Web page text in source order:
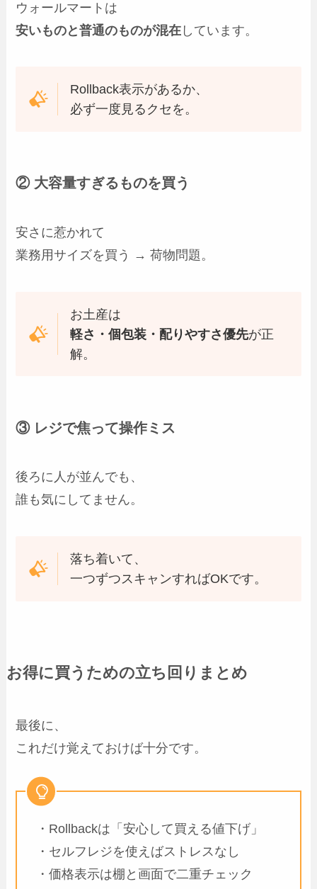
ウォールマートは
安いものと普通のものが混在 しています。
Rollback表示があるか、
必ず一度見るクセを。
② 大容量すぎるものを買う
安さに惹かれて
業務用サイズを買う → 荷物問題。
お土産は
軽さ・個包装・配りやすさ優先が正
解。
③ レジで焦って操作ミス
後ろに人が並んでも、
誰も気にしてません。
落ち着いて、
一つずつスキャンすればOKです。
お得に買うための立ち回りまとめ
最後に、
これだけ覚えておけば十分です。
・Rollbackは「安心して買える値下げ」
・セルフレジを使えばストレスなし
・価格表示は棚と画面で二重チェック